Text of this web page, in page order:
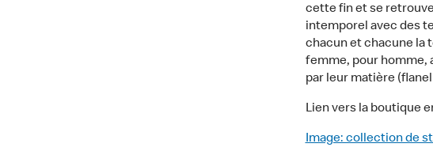
cette fin et se
intemporel avec des
chacun et chacune la
femme, pour homme,
par leur matière
Lien vers la boutique
Image: collection de